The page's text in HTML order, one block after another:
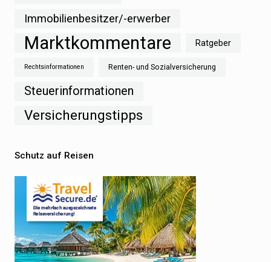
Immobilienbesitzer/-erwerber
Marktkommentare Ratgeber
Rechtsinformationen Renten- und Sozialversicherung
Steuerinformationen
Versicherungstipps
Schutz auf Reisen